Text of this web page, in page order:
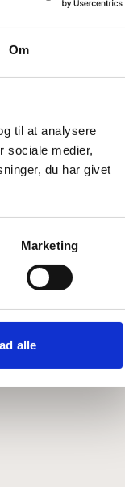
Om
til at analysere
sociale medier,
du har givet
Marketing
alle